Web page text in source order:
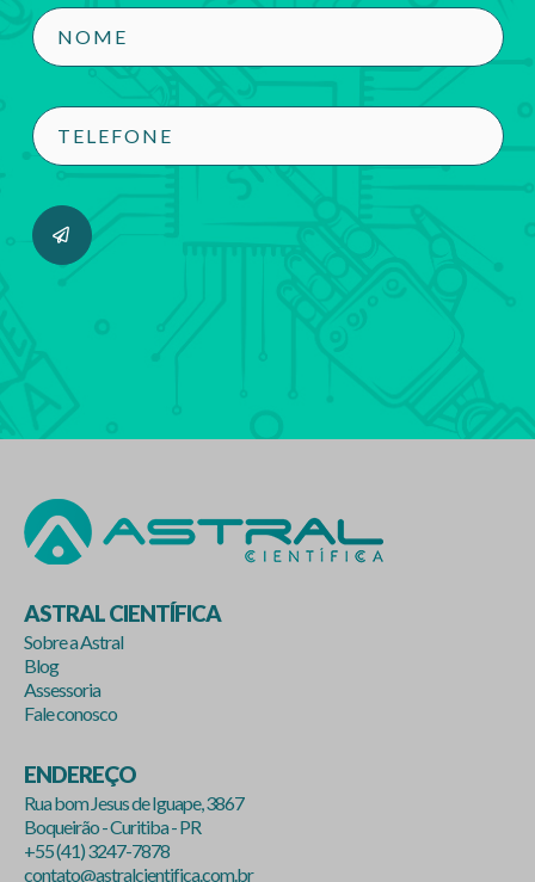
ASTRAL CIENTÍFICA
Sobre a Astral
Blog
Assessoria
Fale conosco
ENDEREÇO
Rua bom Jesus de Iguape, 3867
Boqueirão - Curitiba - PR
+55 (41) 3247-7878
contato@astralcientifica.com.br